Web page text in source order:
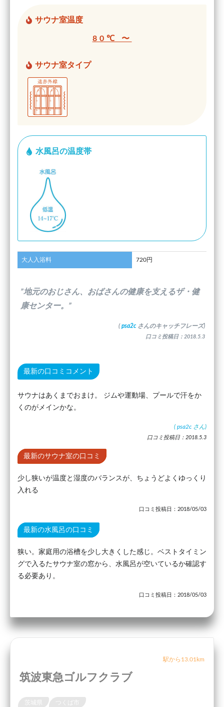
サウナ室温度
80℃ 〜
サウナ室タイプ
水風呂の温度帯
大人入浴料 720円
”地元のおじさん、おばさんの健康を支えるザ・健
康センター。”
( psa2c さんのキャッチフレーズ)
口コミ投稿日：2018.5.3
最新の口コミコメント
サウナはあくまでおまけ。 ジムや運動場、プールで汗をか
くのがメインかな。
( psa2c さん)
口コミ投稿日：2018.5.3
最新のサウナ室の口コミ
少し狭いが温度と湿度のバランスが、ちょうどよくゆっくり
入れる
口コミ投稿日：2018/05/03
最新の水風呂の口コミ
狭い。家庭用の浴槽を少し大きくした感じ。ベストタイミン
グで入るたサウナ室の窓から、水風呂が空いているか確認す
る必要あり。
口コミ投稿日：2018/05/03
駅から13.01km
筑波東急ゴルフクラブ
つくば市